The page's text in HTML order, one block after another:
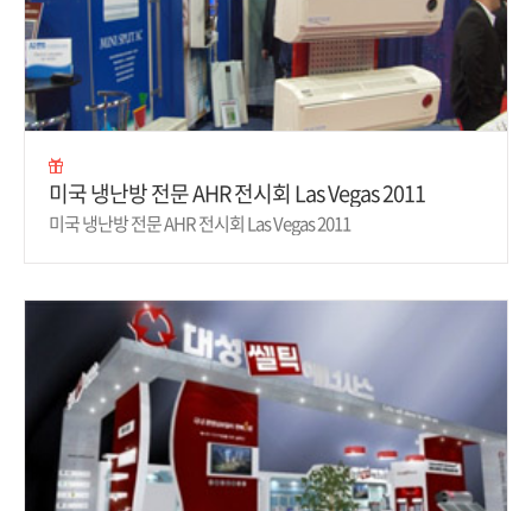
미국 냉난방 전문 AHR 전시회 Las Vegas 2011
미국 냉난방 전문 AHR 전시회 Las Vegas 2011